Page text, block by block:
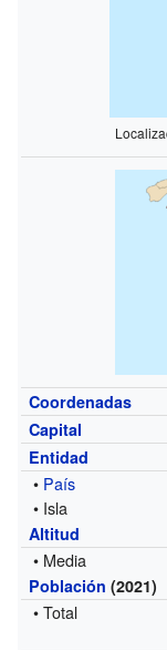
Coordenadas
Capital
Entidad
• País
• Isla
Altitud
• Media
Población (2021)
• Total